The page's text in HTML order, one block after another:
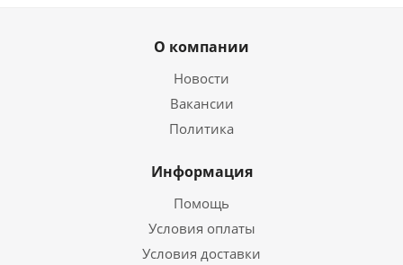
О компании
Новости
Вакансии
Политика
Информация
Помощь
Условия оплаты
Условия доставки